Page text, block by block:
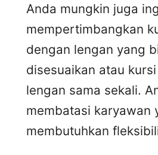
Anda mungkin juga
mempertimbangkan
dengan lengan yang
disesuaikan atau
lengan sama sekali.
membatasi karyawan
membutuhkan